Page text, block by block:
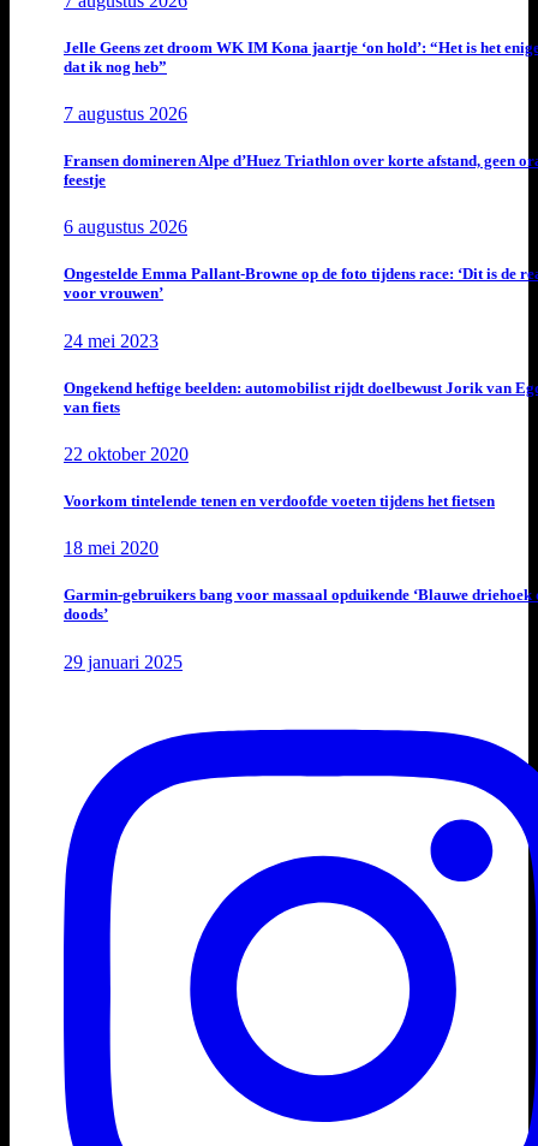
Jelle Geens zet droom WK IM Kona jaartje ‘on hold’: “Het is het
dat ik nog heb”
7 augustus 2026
Fransen domineren Alpe d’Huez Triathlon over korte afstand, geen
feestje
6 augustus 2026
Ongestelde Emma Pallant-Browne op de foto tijdens race: ‘Dit is de
voor vrouwen’
24 mei 2023
Ongekend heftige beelden: automobilist rijdt doelbewust Jorik van
van fiets
22 oktober 2020
Voorkom tintelende tenen en verdoofde voeten tijdens het fietsen
18 mei 2020
Garmin-gebruikers bang voor massaal opduikende ‘Blauwe driehoek
doods’
29 januari 2025